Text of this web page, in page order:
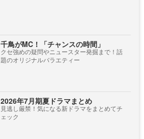
千鳥がMC！「チャンスの時間」
クセ強めの疑問やニュースター発掘まで！話
題のオリジナルバラエティー
2026年7月期夏ドラマまとめ
見逃し厳禁！気になる新ドラマをまとめてチ
ェック